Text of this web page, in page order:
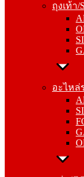
ถุงเท้า/
อะไหล่
อะไหล่
แว่น/